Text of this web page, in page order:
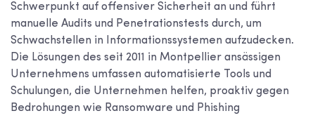
Schwerpunkt auf offensiver Sicherheit an und führt
manuelle Audits und Penetrationstests durch, um
Schwachstellen in Informationssystemen aufzudecken.
Die Lösungen des seit 2011 in Montpellier ansässigen
Unternehmens umfassen automatisierte Tools und
Schulungen, die Unternehmen helfen, proaktiv gegen
Bedrohungen wie Ransomware und Phishing